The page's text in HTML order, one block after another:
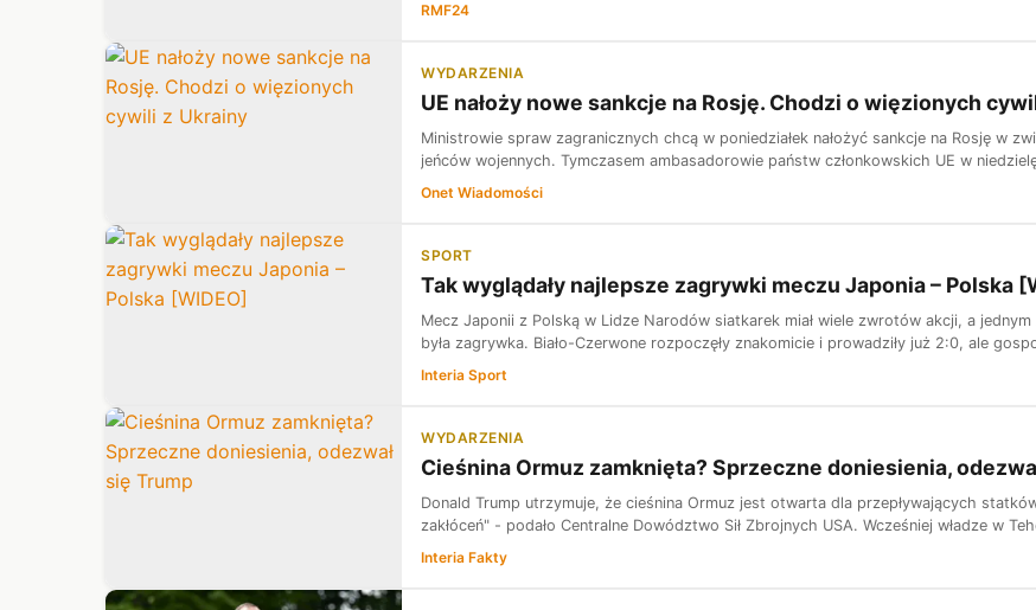
RMF24
WYDARZENIA
UE nałoży nowe sankcje na Rosję. Chodzi o więzionych
Ministrowie spraw zagranicznych chcą w poniedziałek nałożyć sankcje na Rosję w
jeńców wojennych. Tymczasem ambasadorowie państw członkowskich UE w
Onet Wiadomości
SPORT
Tak wyglądały najlepsze zagrywki meczu Japonia – Polska
Mecz Japonii z Polską w Lidze Narodów siatkarek miał wiele zwrotów akcji, a
była zagrywka. Biało-Czerwone rozpoczęły znakomicie i prowadziły już 2:0, ale
Interia Sport
WYDARZENIA
Cieśnina Ormuz zamknięta? Sprzeczne doniesienia,
Donald Trump utrzymuje, że cieśnina Ormuz jest otwarta dla przepływających
zakłóceń" - podało Centralne Dowództwo Sił Zbrojnych USA. Wcześniej władze w
Interia Fakty